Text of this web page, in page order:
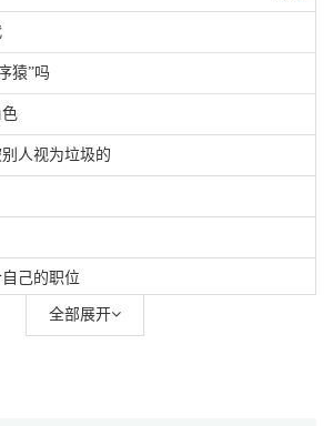
猿”吗
人视为垃圾的
己的职位
么找工作全部展开